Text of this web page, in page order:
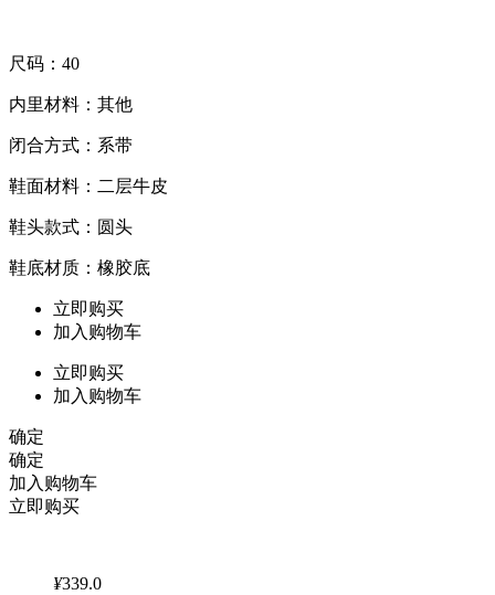
尺码：40
内里材料：其他
闭合方式：系带
鞋面材料：二层牛皮
鞋头款式：圆头
鞋底材质：橡胶底
立即购买
加入购物车
立即购买
加入购物车
确定
确定
加入购物车
立即购买
¥339.0